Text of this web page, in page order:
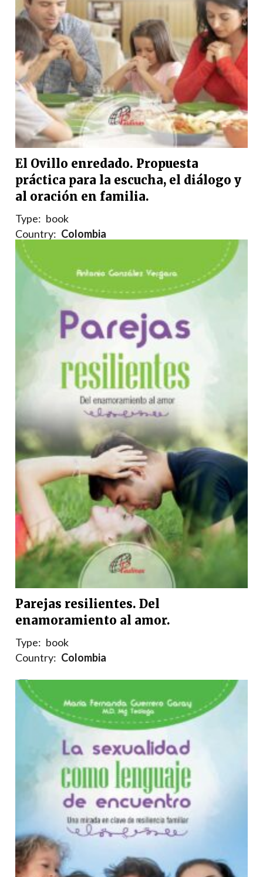
El Ovillo enredado. Propuesta
práctica para la escucha, el diálogo y
al oración en familia.
Type: book
Country: Colombia
Parejas resilientes. Del
enamoramiento al amor.
Type: book
Country: Colombia